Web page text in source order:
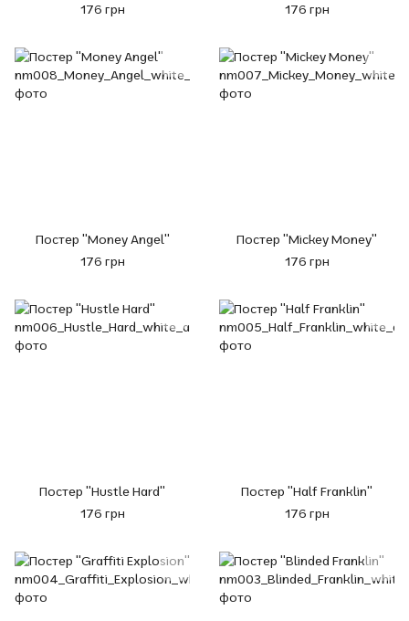
176 грн
176 грн
Постер "Money Angel"
176 грн
Постер "Mickey Money"
176 грн
Постер "Hustle Hard"
176 грн
Постер "Half Franklin"
176 грн